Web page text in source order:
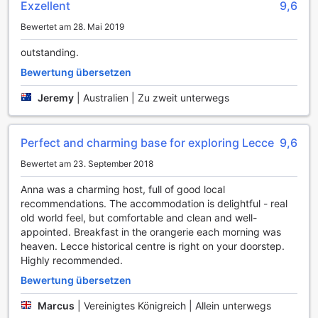
Momente.
Bequeme Annehmlichkeiten im B&b l'Orangerie D'epoque
Das B&b l'Orangerie D'epoque in Lecce bietet seinen
Gästen eine Vielzahl von Annehmlichkeiten, die den
Aufenthalt so angenehm wie möglich gestalten. In den
Wi-Fi zur Verfügung, sodass Sie jederzeit mit Freunden und
Familie in Kontakt bleiben oder Ihre Reisepläne online
aktualisieren können. Ob in der gemütlichen Lounge oder
im einladenden Außenbereich, Sie können sich entspannt
charmante Atmosphäre des B&B genießen.
Zusätzlich profitieren alle Gäste von kostenlosem Wi-Fi in
den Zimmern, was Ihnen die Freiheit gibt, auch in privater
Umgebung online zu surfen oder Ihre Lieblingsfilme zu
streamen. Die modernen und komfortablen Zimmer sind
darauf ausgelegt, Ihnen ein Gefühl von Zuhause zu
vermitteln. Und wenn Sie mit viel Gepäck reisen, bietet das
B&b l'Orangerie D'epoque einen praktischen
Gepäckaufbewahrungsservice. So können Sie Ihr Gepäck
Exzellent 9,6
Bewertet am 28. Mai 2019
outstanding.
Bewertung übersetzen
Jeremy Australien | Zu zweit unterwegs
Perfect and charming base for exploring Lecce 9,6
Bewertet am 23. September 2018
Anna was a charming host, full of good local
recommendations. The accommodation is delightful - real
old world feel, but comfortable and clean and well-
appointed. Breakfast in the orangerie each morning was
heaven. Lecce historical centre is right on your doorstep.
Highly recommended.
Bewertung übersetzen
Marcus Vereinigtes Königreich | Allein unterwegs